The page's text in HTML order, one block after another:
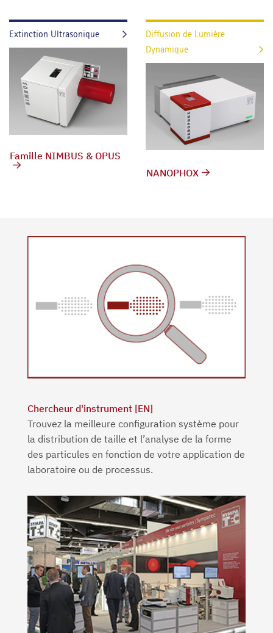
Extinction Ultrasonique
Famille NIMBUS & OPUS
Diffusion de Lumière
Dynamique
NANOPHOX
Chercheur d'instrument [EN]
Trouvez la meilleure configuration système pour
la distribution de taille et l’analyse de la forme
des particules en fonction de votre application de
laboratoire ou de processus.